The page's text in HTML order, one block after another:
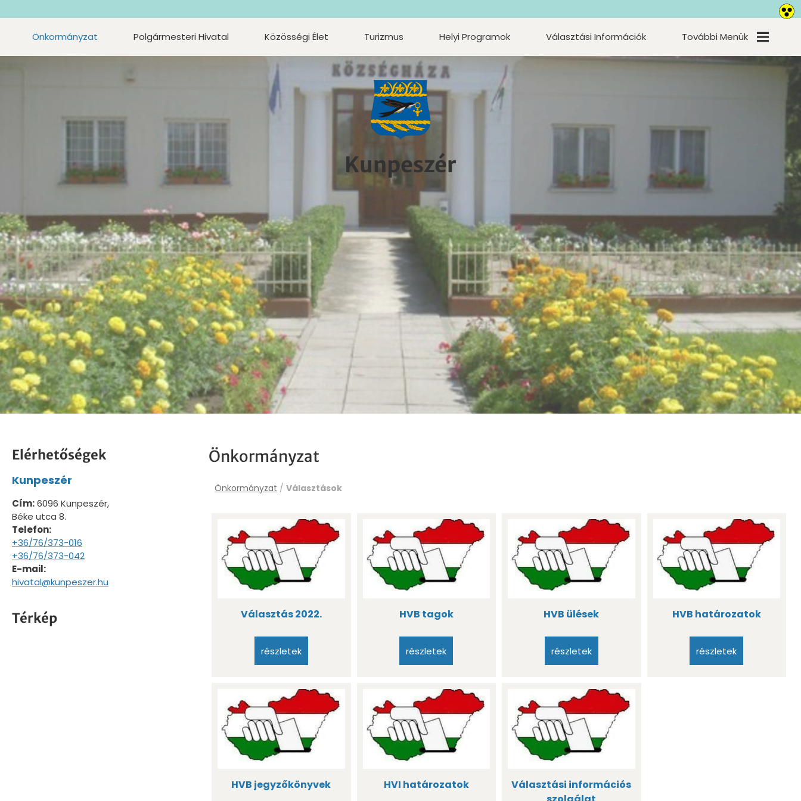
Önkormányzat Polgármesteri Hivatal Közösségi Élet Turizmus Helyi Programok Választási Információk További Menük
Közérdekű
Elérhetőségek
Galéria
Kunpeszér
Kunpeszér
Kunpeszér
Elérhetőségek
Kunpeszér
Cím:6096 Kunpeszér,
Béke utca 8.
Telefon:
+36/76/373-016
+36/76/373-042
E-mail:
hivatal@kunpeszer.hu
Térkép
Önkormányzat
Önkormányzat / Választások
Választás 2022.
részletek
HVB tagok
részletek
HVB ülések
részletek
HVB határozatok
részletek
HVB jegyzőkönyvek HVI határozatok
Választási információs